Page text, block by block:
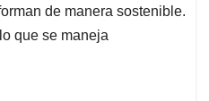
de manera sostenible.
que se maneja